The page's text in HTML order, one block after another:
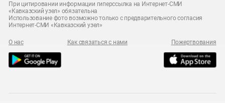
При цитировании информации гиперссылка на Интернет-СМИ
«Кавказский узел» обязательна
Использование фото возможно только с предварительного согласия
Интернет-СМИ «Кавказский узел»
О нас Как связаться с нами Пожертвования